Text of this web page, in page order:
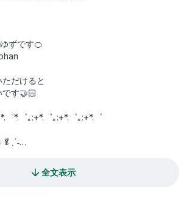
ずです🍊
だけると
す🤝🏻
゜*.゜｡:+*.゜｡:+*.゜｡:+*.゜
全文表示